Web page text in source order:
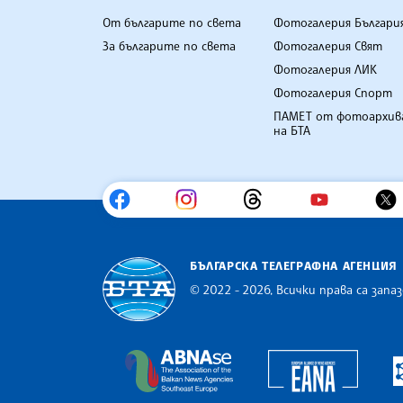
От българите по света
За българите по света
Фотогалерия
Фотогалерия Свят
Фотогалерия ЛИК
Фотогалерия Спорт
ПАМЕТ от
на БТА
БЪЛГАРСКА ТЕЛЕГРАФНА АГЕНЦИЯ
© 2022 - 2026, Всички права са
The Assocoation of the